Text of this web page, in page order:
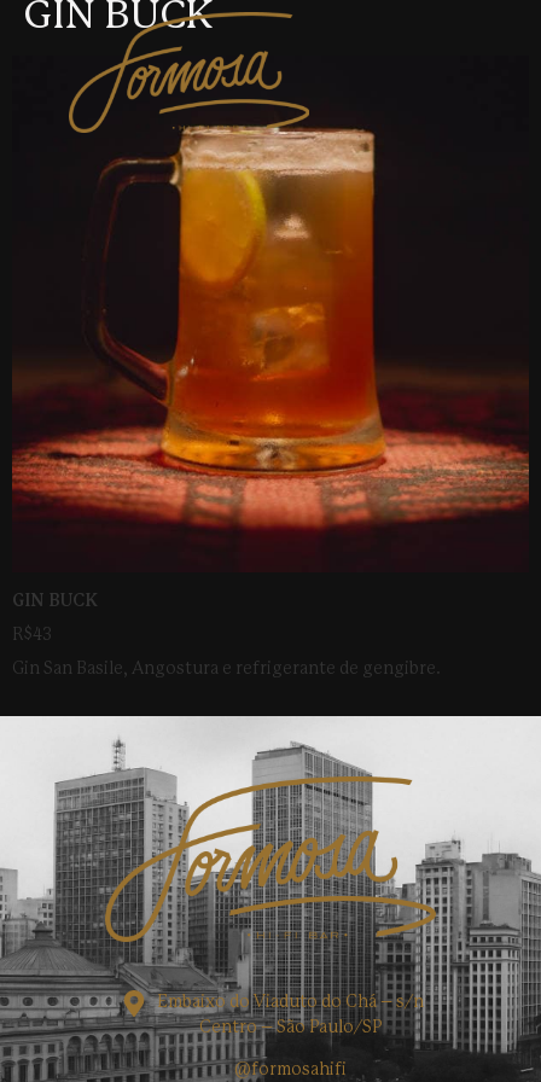
GIN BUCK
GIN BUCK
R$43
Gin San Basile, Angostura e refrigerante de gengibre.
Embaixo do Viaduto do Chá – s/n
Centro – São Paulo/SP
@formosahifi